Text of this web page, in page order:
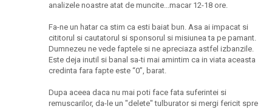
analizele noastre atat de muncite...macar 12-18 ore.
Fa-ne un hatar ca stim ca esti baiat bun. Asa ai impacat si
cititorul si cautatorul si sponsorul si misiunea ta pe pamant.
Dumnezeu ne vede faptele si ne apreciaza astfel izbanzile.
Este deja inutil si banal sa-ti mai amintim ca in viata aceasta
credinta fara fapte este “0”, barat.
Dupa aceea daca nu mai poti face fata suferintei si
remuscarilor, da-le un "delete" tulburator si mergi fericit spre